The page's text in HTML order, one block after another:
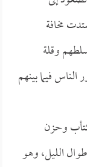
مخافة
وقلة
الناس فيما بينهم
وحزن
الليل، وهو